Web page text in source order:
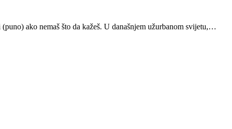
ako nemaš što da kažeš. U današnjem užurbanom svijetu,…